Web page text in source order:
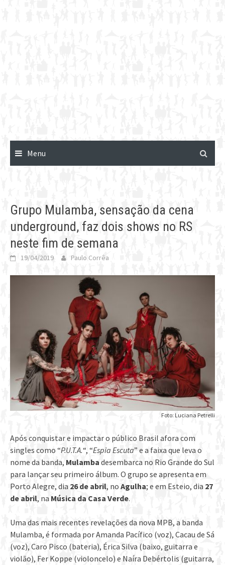
Menu
Grupo Mulamba, sensação da cena
underground, faz dois shows no RS
neste fim de semana
19/04/2019 Paulo Corrêa
Foto: Luciana Petrelli
Após conquistar e impactar o público Brasil afora com
singles como “P.U.T.A.“, “Espia Escuta” e a faixa que leva o
nome da banda, Mulamba desembarca no Rio Grande do Sul
para lançar seu primeiro álbum. O grupo se apresenta em
Porto Alegre, dia 26 de abril, no Agulha; e em Esteio, dia 27
de abril, na Música da Casa Verde.
Uma das mais recentes revelações da nova MPB, a banda
Mulamba, é formada por Amanda Pacífico (voz), Cacau de Sá
(voz), Caro Pisco (bateria), Érica Silva (baixo, guitarra e
violão), Fer Koppe (violoncelo) e Naíra Debértolis (guitarra,